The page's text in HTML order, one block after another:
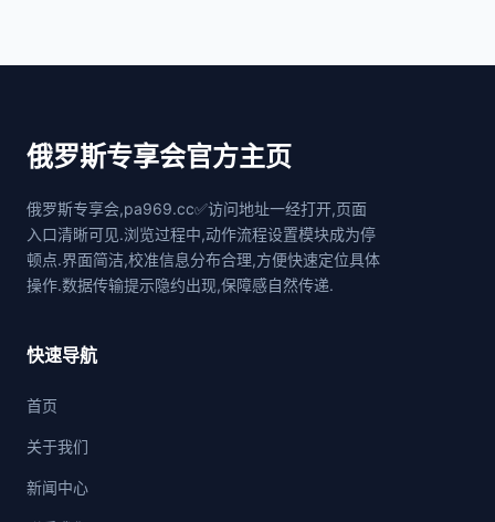
俄罗斯专享会官方主页
俄罗斯专享会,pa969.cc✅访问地址一经打开,页面
入口清晰可见.浏览过程中,动作流程设置模块成为停
顿点.界面简洁,校准信息分布合理,方便快速定位具体
操作.数据传输提示隐约出现,保障感自然传递.
快速导航
首页
关于我们
新闻中心